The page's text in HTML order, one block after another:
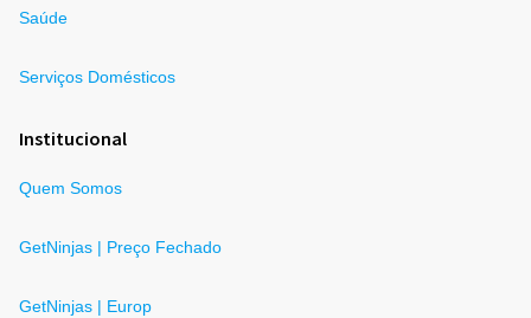
Saúde
Serviços Domésticos
Institucional
Quem Somos
GetNinjas | Preço Fechado
GetNinjas | Europ